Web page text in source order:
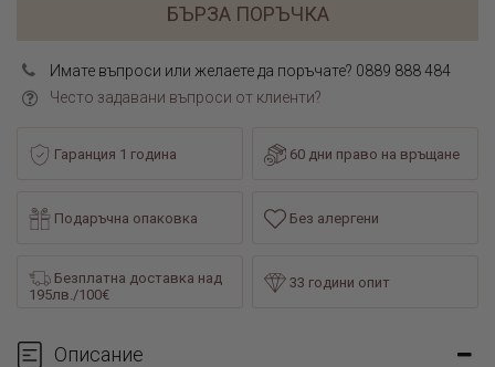
БЪРЗА ПОРЪЧКА
Имате въпроси или желаете да поръчате? 0889 888 484
Често задавани въпроси от клиенти?
Гаранция 1 година 60 дни право на връщане
Подаръчна опаковка Без алергени
Безплатна доставка над
195лв./100€
33 години опит
Описание